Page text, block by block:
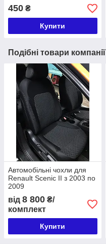
450 ₴
Купити
Подібні товари компанії
Автомобільні чохли для
Renault Scenic II з 2003 по
2009
від 8 800 ₴/
комплект
Купити